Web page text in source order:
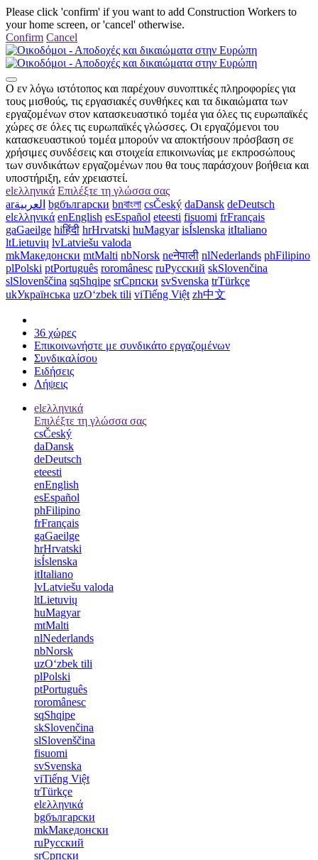
Please click 'confirm' if you want to add Construction Workers to
your home screen, or 'cancel' otherwise.
Confirm Cancel
Ο εν λόγω ιστότοπος και παρέχουν συνοπτικές πληροφορίες για
τους μισθούς, τις εργασιακές συνθήκες και τα δικαιώματα των
εργαζομένων στον κατασκευαστικό τομέα για όλες τις ευρωπαϊκές
χώρες σε όλες τις ευρωπαϊκές γλώσσες. Οι εργαζόμενοι του
κατασκευαστικού τομέα μπορούν να αποκτήσουν πρόσβαση σε
χρήσιμες συνδέσεις και στοιχεία επικοινωνίας με εκπροσώπους
των συνδικάτων εργαζομένων που θα τους παράσχουν βοήθεια και
υποστήριξη, εάν χρειαστεί.
elελληνικά Επιλέξτε τη γλώσσα σας
arالعربية bgбългарски bnবাংলা csČeský daDansk deDeutsch
elελληνικά enEnglish esEspañol eteesti fisuomi frFrançais
gaGaeilge hiहिंदी hrHrvatski huMagyar isÍslenska itItaliano
ltLietuvių lvLatviešu valoda
mkМакедонски mtMalti nbNorsk neनेपाली nlNederlands phFilipino
plPolski ptPortuguês roromânesc ruРусский skSlovenčina
slSlovenščina sqShqipe srСрпски svSvenska trTürkçe
ukУкраїнська uzOʻzbek tili viTiếng Việt zh中文
36 χώρες
Επικοινωνήστε με συνδικάτο εργαζομένων
Συνδικαλίσου
Ειδήσεις
Λήψεις
elελληνικά
Επιλέξτε τη γλώσσα σας
csČeský
daDansk
deDeutsch
eteesti
enEnglish
esEspañol
phFilipino
frFrançais
gaGaeilge
hrHrvatski
isÍslenska
itItaliano
lvLatviešu valoda
ltLietuvių
huMagyar
mtMalti
nlNederlands
nbNorsk
uzOʻzbek tili
plPolski
ptPortuguês
roromânesc
sqShqipe
skSlovenčina
slSlovenščina
fisuomi
svSvenska
viTiếng Việt
trTürkçe
elελληνικά
bgбългарски
mkМакедонски
ruРусский
srСрпски